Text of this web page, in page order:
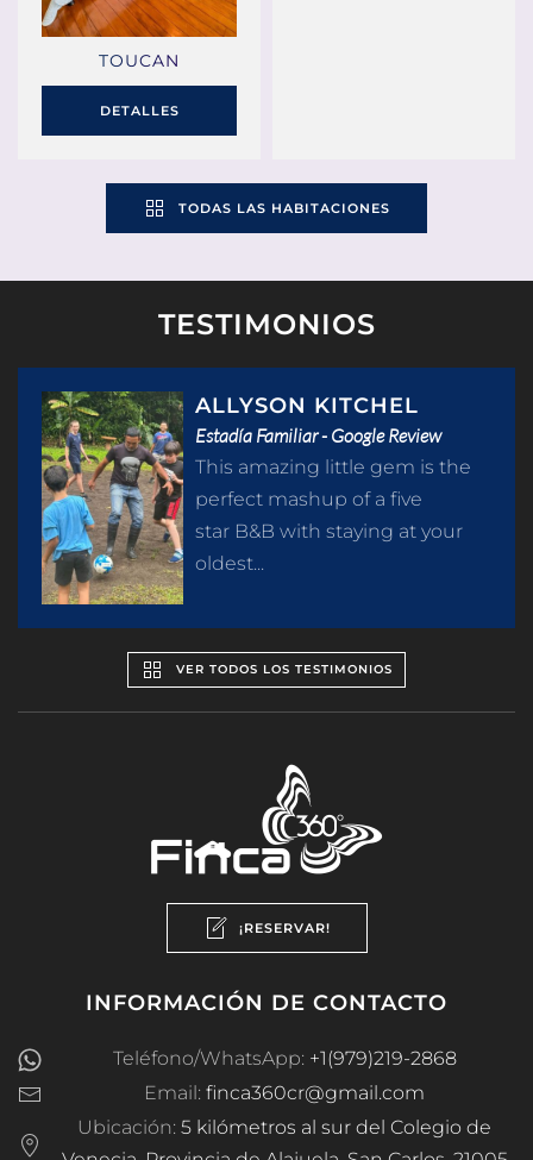
TOUCAN
DETALLES
TODAS LAS HABITACIONES
TESTIMONIOS
ALLYSON KITCHEL
Estadía Familiar - Google Review
This amazing little gem is the
perfect mashup of a five
star B&B with staying at your
oldest...
VER TODOS LOS TESTIMONIOS
¡RESERVAR!
INFORMACIÓN DE CONTACTO
Teléfono/WhatsApp: +1(979)219-2868
Email: finca360cr@gmail.com
Ubicación: 5 kilómetros al sur del Colegio de